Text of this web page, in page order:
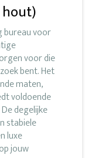
hout)
bureau voor
voor die
bent. Het
maten,
voldoende
degelijke
stabiele
luxe
jouw